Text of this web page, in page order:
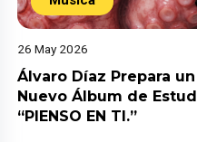
26 May 2026
Álvaro Díaz Prepara un
Nuevo Álbum de
“PIENSO EN TI.”